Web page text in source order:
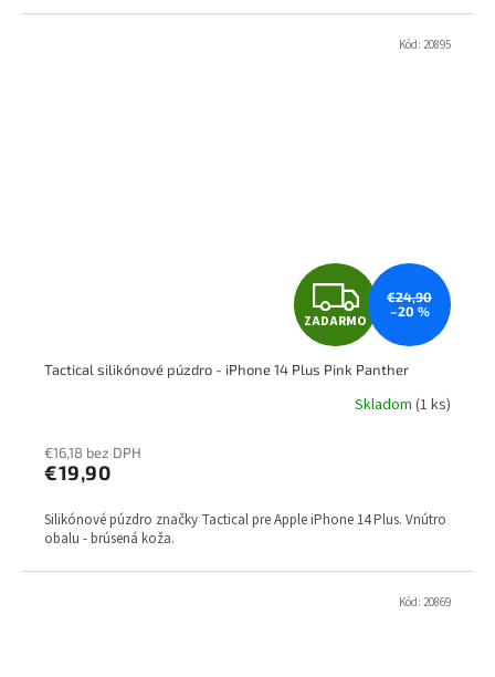
Z
A
D
M
O
ZADARMO
€24,90
–20 %
Tactical silikónové púzdro - iPhone 14 Plus Pink Panther
Skladom (1 ks)
€16,18 bez DPH
€19,90
Silikónové púzdro značky Tactical pre Apple iPhone 14 Plus. Vnútro
obalu - brúsená koža.
Kód: 20895
Kód: 20869